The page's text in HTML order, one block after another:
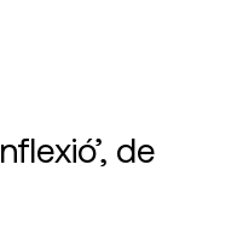
de